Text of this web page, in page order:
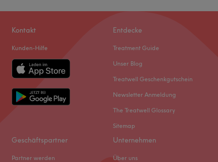
Kontakt
Kunden-Hilfe
Entdecke
Treatment Guide
Unser Blog
Treatwell Geschenkgutschein
Newsletter Anmeldung
The Treatwell Glossary
Sitemap
Geschäftspartner
Partner werden
Unternehmen
Über uns